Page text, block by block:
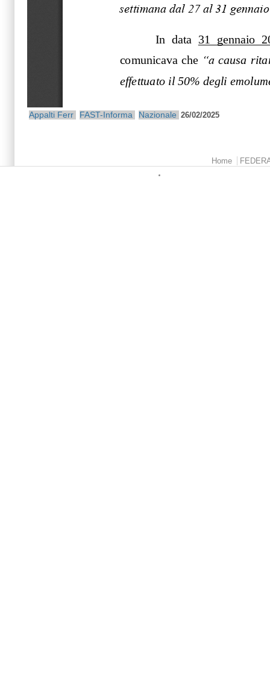
Appalti Ferr FAST-Informa Nazionale 26/02/2025
Home